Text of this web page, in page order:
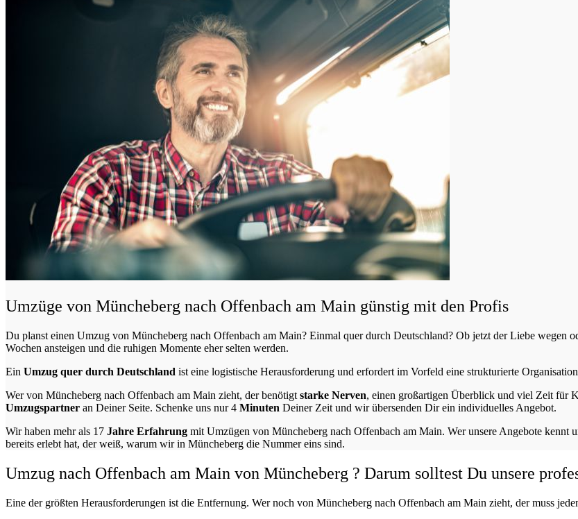
Umzüge von Müncheberg nach Offenbach am Main günstig mit den Profis
Du planst einen Umzug von Müncheberg nach Offenbach am Main? Einmal quer durch Deutschland? Ob jetzt der Liebe wegen
Wochen ansteigen und die ruhigen Momente eher selten werden.
Ein Umzug quer durch Deutschland ist eine logistische Herausforderung und erfordert im Vorfeld eine strukturierte
Wer von Müncheberg nach Offenbach am Main zieht, der benötigt starke Nerven, einen großartigen Überblick und viel Zeit für
Umzugspartner an Deiner Seite. Schenke uns nur4 Minuten Deiner Zeit und wir übersenden Dir ein individuelles Angebot.
Wir haben mehr als 17 Jahre Erfahrung mit Umzügen von Müncheberg nach Offenbach am Main. Wer unsere Angebote
bereits erlebt hat, der weiß, warum wir in Müncheberg die Nummer eins sind.
Umzug nach Offenbach am Main von Müncheberg ? Darum solltest Du unsere
Eine der größten Herausforderungen ist die Entfernung. Wer noch von Müncheberg nach Offenbach am Main zieht, der muss